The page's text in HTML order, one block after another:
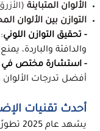
الألوان المتباينة
التوازن بين الألوان
- تحقيق التوازن اللوني
والدافئة والباردة،
- استشارة مختص في
أفضل تدرجات
أحدث تقنيات الإضاءة في 2025
يشهد